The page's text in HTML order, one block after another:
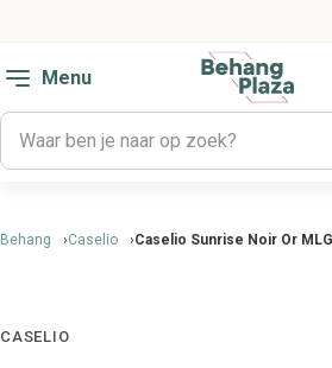
Menu
Behang Caselio Caselio Sunrise Noir Or
CASELIO